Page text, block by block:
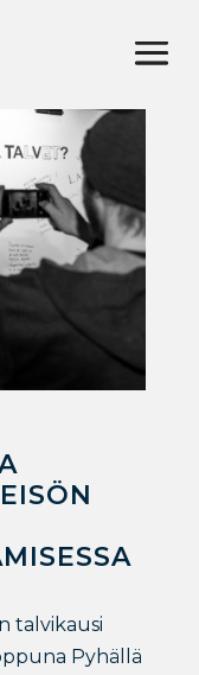
talvikausi
Pyhällä